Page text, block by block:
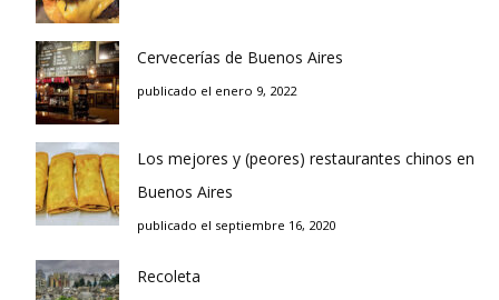
Cervecerías de Buenos Aires
publicado el enero 9, 2022
Los mejores y (peores) restaurantes chinos en
Buenos Aires
publicado el septiembre 16, 2020
Recoleta